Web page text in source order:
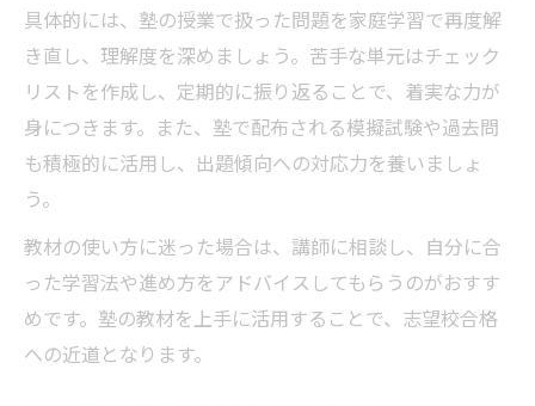
具体的には、塾の授業で扱った問題を家庭学習で再度解
き直し、理解度を深めましょう。苦手な単元はチェック
リストを作成し、定期的に振り返ることで、着実な力が
身につきます。また、塾で配布される模擬試験や過去問
も積極的に活用し、出題傾向への対応力を養いましょ
う。
教材の使い方に迷った場合は、講師に相談し、自分に合
った学習法や進め方をアドバイスしてもらうのがおすす
めです。塾の教材を上手に活用することで、志望校合格
への近道となります。